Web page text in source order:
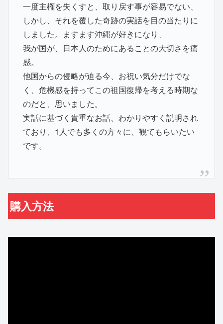
一度主権を失くすと、取り戻す事が容易でない、
しかし、それを覆した奇跡の実話を目の当たりに
しました。ますます沖縄が好きになり、
我が国が、日本人のためにあることの大切さを痛
感。
他国からの侵略が迫る今、お祝い気分だけでな
く、危機感を持ってこの祖国復帰を考える時期な
のだと、思いました。
実話に基づく貴重なお話、わかりやすく説明され
ており、1人でも多くの方々に、観てもらいたい
です。
購入方法